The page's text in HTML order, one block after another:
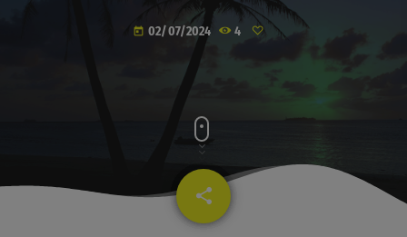
today 02/07/2024 4
share
email